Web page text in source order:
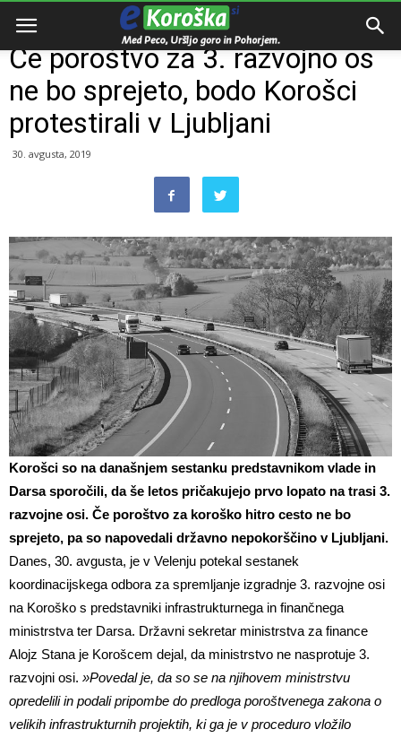
Domov
Če poroštvo za 3. razvojno os
ne bo sprejeto, bodo Korošci
protestirali v Ljubljani
30. avgusta, 2019
Korošci so na današnjem sestanku predstavnikom vlade in
Darsa sporočili, da še letos pričakujejo prvo lopato na trasi 3.
razvojne osi. Če poroštvo za koroško hitro cesto ne bo
sprejeto, pa so napovedali državno nepokorščino v Ljubljani.
Danes, 30. avgusta, je v Velenju potekal sestanek
koordinacijskega odbora za spremljanje izgradnje 3. razvojne osi
na Koroško s predstavniki infrastrukturnega in finančnega
ministrstva ter Darsa. Državni sekretar ministrstva za finance
Alojz Stana je Korošcem dejal, da ministrstvo ne nasprotuje 3.
razvojni osi. »Povedal je, da so se na njihovem ministrstvu
opredelili in podali pripombe do predloga poroštvenega zakona o
velikih infrastrukturnih projektih, ki ga je v proceduro vložilo